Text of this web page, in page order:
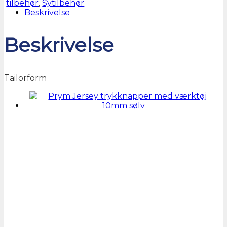
tilbehør,Sytilbehør
Beskrivelse
Beskrivelse
Tailorform